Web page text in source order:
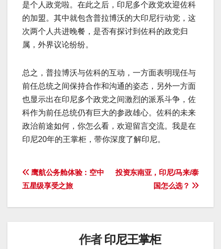
是个人政党啦。在此之后，印尼多个政党欢迎佐科
的加盟。其中就包含普拉博沃的大印尼行动党，这
次两个人共进晚餐，是否有探讨到佐科的政党归
属，外界议论纷纷。
总之，普拉博沃与佐科的互动，一方面表明现任与
前任总统之间保持合作和沟通的姿态，另外一方面
也显示出在印尼多个政党之间激烈的派系斗争，佐
科作为前任总统仍有巨大的参政雄心。佐科的未来
政治前途如何，你怎么看，欢迎留言交流。我是在
印尼20年的王掌柜，带你深度了解印尼。
文
投资东南亚，印尼/马来/泰
国怎么选？
鹰航公务舱体验：空中
五星级享受之旅
作者印尼王掌柜